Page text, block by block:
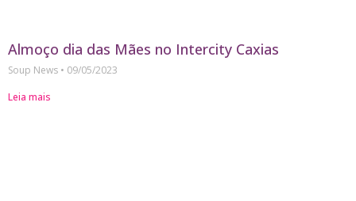
Almoço dia das Mães no Intercity Caxias
Soup News
09/05/2023
Leia mais